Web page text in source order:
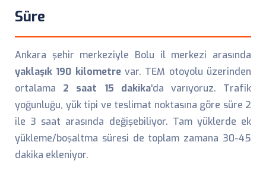
Süre
Ankara şehir merkeziyle Bolu il merkezi arasında
yaklaşık 190 kilometrevar. TEM otoyolu üzerinden
ortalama 2 saat 15 dakika'da varıyoruz. Trafik
yoğunluğu, yük tipi ve teslimat noktasına göre süre 2
ile 3 saat arasında değişebiliyor. Tam yüklerde ek
yükleme/boşaltma süresi de toplam zamana 30-45
dakika ekleniyor.